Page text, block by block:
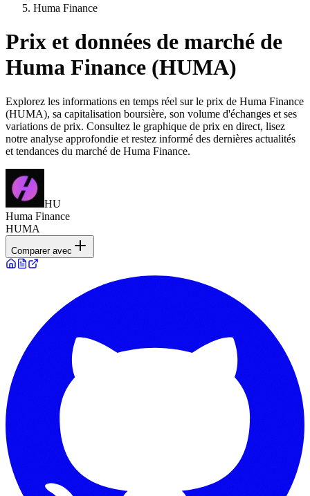
Huma Finance
Prix et données de marché de
Huma Finance (HUMA)
Explorez les informations en temps réel sur le prix de Huma Finance
(HUMA), sa capitalisation boursière, son volume d'échanges et ses
variations de prix. Consultez le graphique de prix en direct, lisez
notre analyse approfondie et restez informé des dernières actualités
et tendances du marché de Huma Finance.
HU
Huma Finance
HUMA
Comparer avec